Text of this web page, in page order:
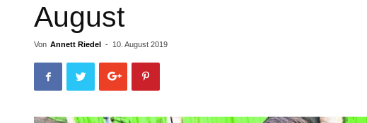
August
Von Annett Riedel - 10. August 2019